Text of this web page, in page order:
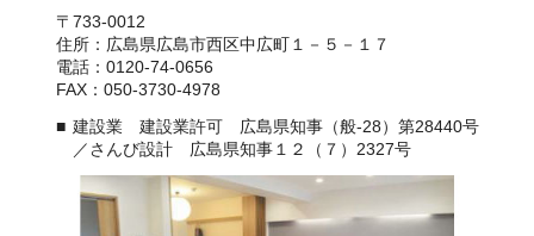
〒733-0012
住所：広島県広島市西区中広町１－５－１７
電話：0120-74-0656
FAX：050-3730-4978
建設業 建設業許可 広島県知事（般-28）第28440号
／さんび設計 広島県知事１２（７）2327号